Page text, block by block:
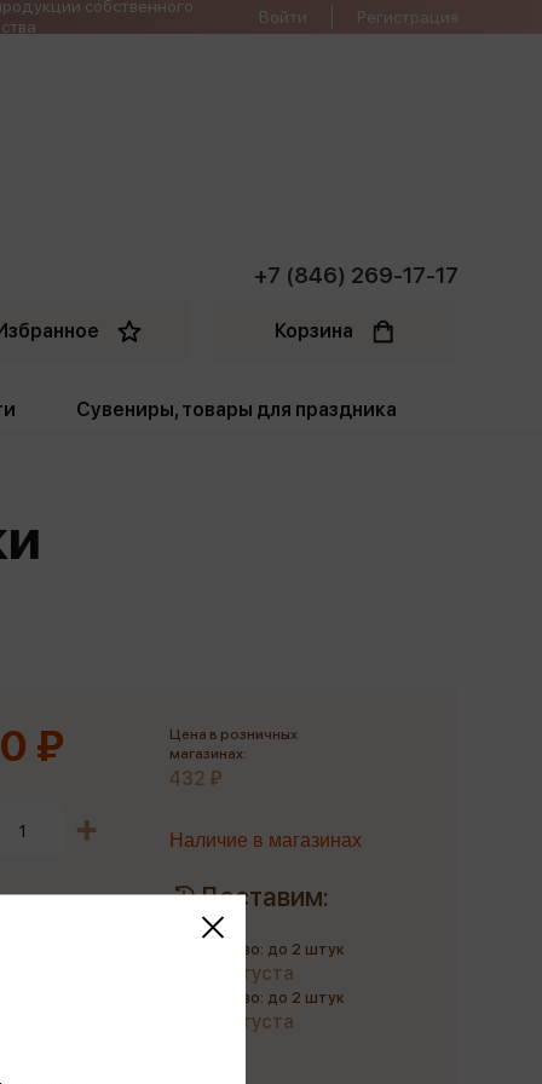
собственного
Войти Регистрация
+7 (846) 269-17-17
Корзина
Сувениры, товары для праздника
₽
Цена в розничных
магазинах:
432 ₽
Наличие в магазинах
Доставим:
Количество: до 2 штук
до 10 августа
Количество: до 2 штук
до 21 августа